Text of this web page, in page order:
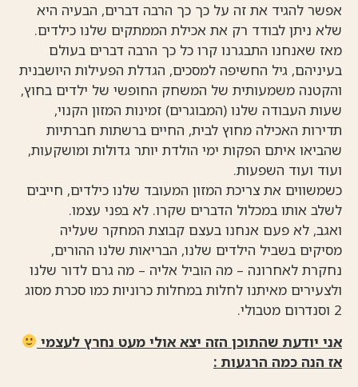
אפשר להגיד את זה על כך כך הרבה דברים, הבעיה היא
שלא ניתן לבודד רק את אכילת הממתקים שלנו כילדים.
מאז שאנחנו התבגרנו קרו כל כך הרבה דברים בעולם
בעיניהם, גיל החשיפה למסכים, הגדלת הפעילות היושבנית
והקטנה משמעותית של המשחק החופשי של ילדים בחוץ,
שעות העבודה שלנו (המבוגרים) זמינות המזון הקנוי,
תדירות האכילה מחוץ לבית, החיים ברשתות חברתיות
שהביאו איתם הפקות ימי הולדת יותר גדולות ומושקעות,
ועוד ועוד השפעות.
כשמשווים את צריכת המזון המעובד שלנו כילדים, חייבים
לשלב אותו במכלול הדברים שקרו. לא בפני עצמו.
ואגב, לא פעם אנחנו בעצם קבוצת המחקר שעליה
מסיקים בשביל הילדים שלנו, הבריאות שלנו ההורים,
נחקרת לאחרונה – מה הוביל אליה – מה גרם לדור שלנו
ולצעירים מאיתנו לחלות במחלות כרוניות כמו סכרת מסוג
2 וסנדרום מטבולי.
אני יודעת שהתוכן הזה יצא אולי מעט נחרץ לעצמי
אז הנה כמה הרגעות :